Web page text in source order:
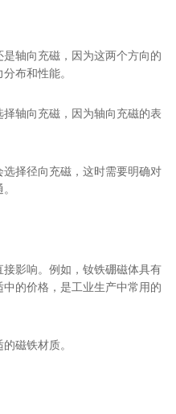
轴向充磁，因为这两个方向的
布和性能。
轴向充磁，因为轴向充磁的表
择径向充磁，这时需要明确对
影响。例如，钕铁硼磁体具有
的价格，是工业生产中常用的
磁铁材质。